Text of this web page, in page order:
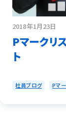
2018年1月23日
Pマークリ
ト
社員ブログ Pマ